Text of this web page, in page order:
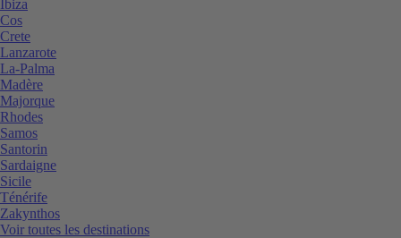
Ibiza
Cos
Crete
Lanzarote
La-Palma
Madère
Majorque
Rhodes
Samos
Santorin
Sardaigne
Sicile
Ténérife
Zakynthos
Voir toutes les destinations